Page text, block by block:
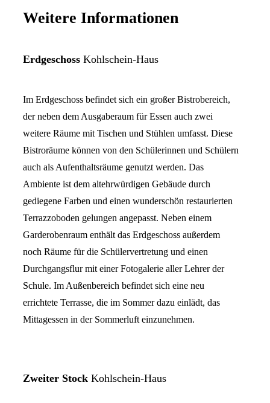
Weitere Informationen
Erdgeschoss Kohlschein-Haus
Im Erdgeschoss befindet sich ein großer Bistrobereich,
der neben dem Ausgaberaum für Essen auch zwei
weitere Räume mit Tischen und Stühlen umfasst. Diese
Bistroräume können von den Schülerinnen und Schülern
auch als Aufenthaltsräume genutzt werden. Das
Ambiente ist dem altehrwürdigen Gebäude durch
gediegene Farben und einen wunderschön restaurierten
Terrazzoboden gelungen angepasst. Neben einem
Garderobenraum enthält das Erdgeschoss außerdem
noch Räume für die Schülervertretung und einen
Durchgangsflur mit einer Fotogalerie aller Lehrer der
Schule. Im Außenbereich befindet sich eine neu
errichtete Terrasse, die im Sommer dazu einlädt, das
Mittagessen in der Sommerluft einzunehmen.
Zweiter Stock Kohlschein-Haus